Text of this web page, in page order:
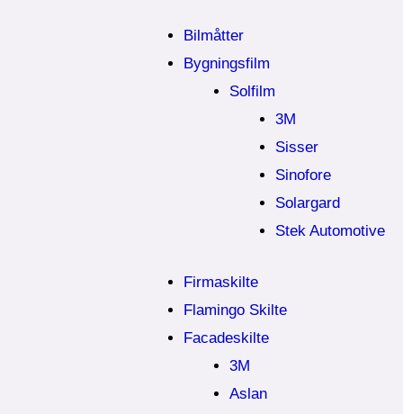
Bilmåtter
Bygningsfilm
Solfilm
3M
Sisser
Sinofore
Solargard
Stek Automotive
Firmaskilte
Flamingo Skilte
Facadeskilte
3M
Aslan